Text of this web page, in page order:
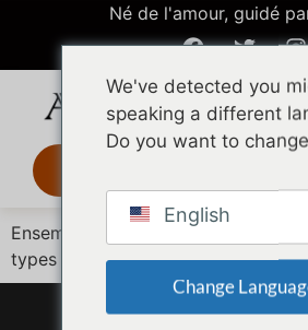
Né de l'amour, guidé
Ensemble de maillons en or
types de chaînes
We've detected you
speaking a different
Do you want to
English
Change